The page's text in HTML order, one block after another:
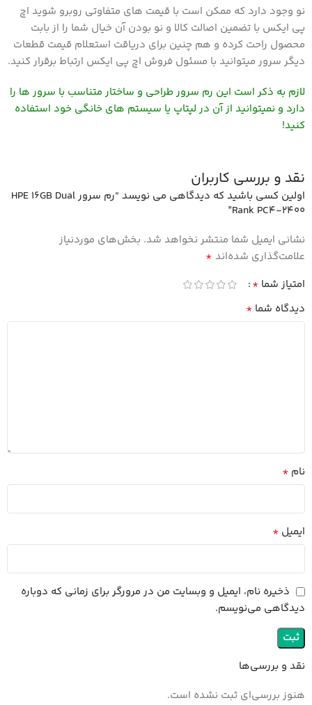
نو وجود دارد که ممکن است با قیمت های متفاوتی روبرو شوید اچ
پی ایکس با تضمین اصالت کالا و نو بودن آن خیال شما را از بابت
محصول راحت کرده و هم چنین برای دریاقت استعلام قیمت قطعات
دیگر سرور میتوانید با مسئول فروش اچ پی ایکس ارتباط برقرار کنید.
لازم به ذکر است این رم سرور طراحی و ساختار متناسب با سرور ها را
دارد و نمیتوانید از آن در لپتاپ یا سیستم های خانگی خود استفاده
کنید!
نقد و بررسی کاربران
نقد و بررسی‌ها
هنوز بررسی‌ای ثبت نشده است.
اولین کسی باشید که دیدگاهی می نویسد “رم سرور HPE 16GB Dual
Rank PC4-2400”
نشانی ایمیل شما منتشر نخواهد شد. بخش‌های موردنیاز
علامت‌گذاری شده‌اند *
امتیاز شما *
دیدگاه شما *
نام *
ایمیل *
ذخیره نام، ایمیل و وبسایت من در مرورگر برای زمانی که دوباره
دیدگاهی می‌نویسم.